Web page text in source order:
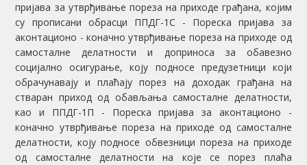
пријава за утврђивање пореза на приходе грађана, којим
су прописани обрасци ППДГ-1С - Пореска пријава за
аконтационо - коначно утврђивање пореза на приходе од
самосталне делатности и доприноса за обавезно
социјално осигурање, коју подносе предузетници који
обрачунавају и плаћају порез на доходак грађана на
стваран приход од обављања самосталне делатности,
као и ППДГ-1П - Пореска пријава за аконтационо -
коначно утврђивање пореза на приходе од самосталне
делатности, коју подносе обвезници пореза на приходе
од самосталне делатности на које се порез плаћа